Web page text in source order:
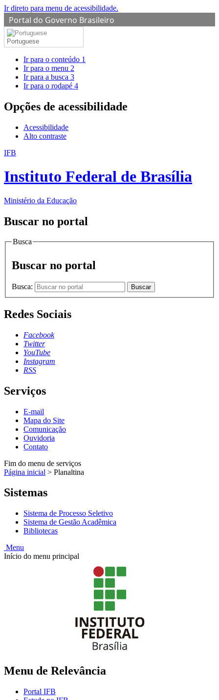
Ir direto para menu de acessibilidade.
Portal do Governo Brasileiro
Portuguese
Ir para o conteúdo 1
Ir para o menu 2
Ir para a busca 3
Ir para o rodapé 4
Opções de acessibilidade
Acessibilidade
Alto contraste
IFB
Instituto Federal de Brasília
Ministério da Educação
Buscar no portal
Busca
Buscar no portal
Busca: Buscar
Redes Sociais
Facebook
Twitter
YouTube
Instagram
RSS
Serviços
E-mail
Mapa do Site
Comunicação
Ouvidoria
Contato
Fim do menu de serviços
Página inicial > Planaltina
Sistemas
Sistema de Processo Seletivo
Sistema de Gestão Acadêmica
Bibliotecas
Menu
Início do menu principal
Menu de Relevância
Portal IFB